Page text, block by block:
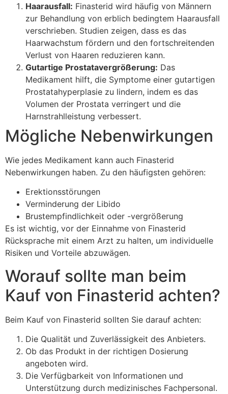
Haarausfall: Finasterid wird häufig von Männern
zur Behandlung von erblich bedingtem Haarausfall
verschrieben. Studien zeigen, dass es das
Haarwachstum fördern und den fortschreitenden
Verlust von Haaren reduzieren kann.
Gutartige Prostatavergrößerung: Das
Medikament hilft, die Symptome einer gutartigen
Prostatahyperplasie zu lindern, indem es das
Volumen der Prostata verringert und die
Harnstrahlleistung verbessert.
Mögliche Nebenwirkungen
Wie jedes Medikament kann auch Finasterid
Nebenwirkungen haben. Zu den häufigsten gehören:
Erektionsstörungen
Verminderung der Libido
Brustempfindlichkeit oder -vergrößerung
Es ist wichtig, vor der Einnahme von Finasterid
Rücksprache mit einem Arzt zu halten, um individuelle
Risiken und Vorteile abzuwägen.
Worauf sollte man beim
Kauf von Finasterid achten?
Beim Kauf von Finasterid sollten Sie darauf achten:
Die Qualität und Zuverlässigkeit des Anbieters.
Ob das Produkt in der richtigen Dosierung
angeboten wird.
Die Verfügbarkeit von Informationen und
Unterstützung durch medizinisches Fachpersonal.